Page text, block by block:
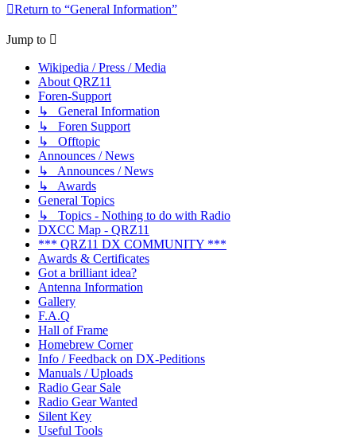
Return to “General Information”
Jump to
Wikipedia / Press / Media
About QRZ11
Foren-Support
↳ General Information
↳ Foren Support
↳ Offtopic
Announces / News
↳ Announces / News
↳ Awards
General Topics
↳ Topics - Nothing to do with Radio
DXCC Map - QRZ11
*** QRZ11 DX COMMUNITY ***
Awards & Certificates
Got a brilliant idea?
Antenna Information
Gallery
F.A.Q
Hall of Frame
Homebrew Corner
Info / Feedback on DX-Peditions
Manuals / Uploads
Radio Gear Sale
Radio Gear Wanted
Silent Key
Useful Tools